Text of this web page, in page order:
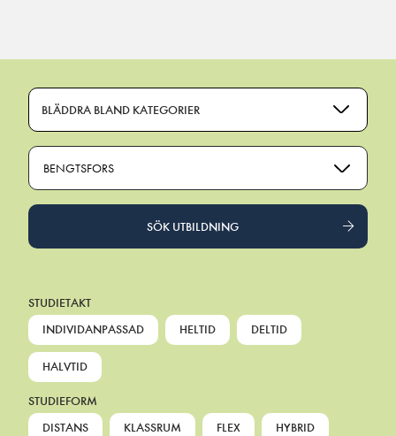
BLÄDDRA BLAND KATEGORIER
BENGTSFORS
SÖK UTBILDNING
STUDIETAKT
INDIVIDANPASSAD
HELTID DELTID
HALVTID
STUDIEFORM
DISTANS
KLASSRUM FLEX HYBRID